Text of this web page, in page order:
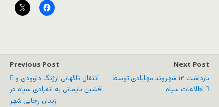
Previous Post
انتقال ناگهانی ارژنگ داوودی و
افشین بایمانی به انفرادی سپاه در
زندان رجایی شهر
Next Post
بازداشت ۱۲ شهروند مهابادی توسط
اطلاعات سپاه